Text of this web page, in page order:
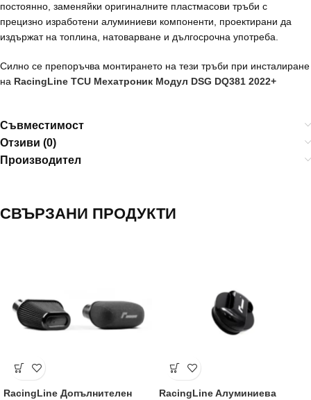
постоянно, заменяйки оригиналните пластмасови тръби с
прецизно изработени алуминиеви компоненти, проектирани да
издържат на топлина, натоварване и дългосрочна употреба.
Силно се препоръчва монтирането на тези тръби при инсталиране
на RacingLine TCU Мехатроник Модул DSG DQ381 2022+
Съвместимост
Отзиви (0)
Производител
СВЪРЗАНИ ПРОДУКТИ
RacingLine Допълнителен
RacingLine Aлуминиева